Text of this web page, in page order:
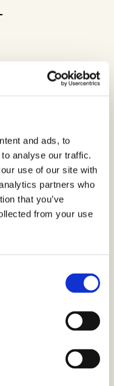
and ads, to
analyse our traffic.
use of our site with
partners who
that you’ve
from your use